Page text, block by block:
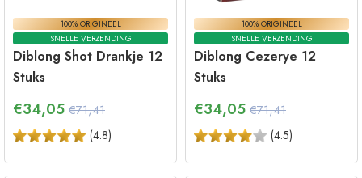
100% ORIGINEEL
SNELLE VERZENDING
Diblong Shot Drankje 12
Stuks
€34,05 €71,41
(4.8)
100% ORIGINEEL
SNELLE VERZENDING
Diblong Cezerye 12
Stuks
€34,05 €71,41
(4.5)